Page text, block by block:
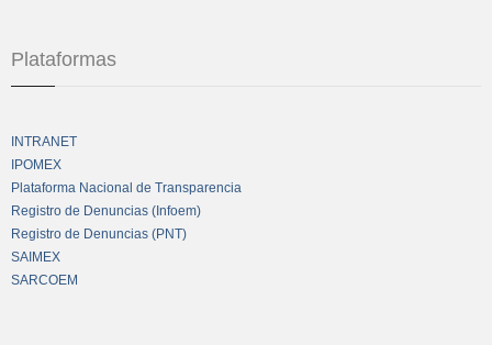
Plataformas
INTRANET
IPOMEX
Plataforma Nacional de Transparencia
Registro de Denuncias (Infoem)
Registro de Denuncias (PNT)
SAIMEX
SARCOEM